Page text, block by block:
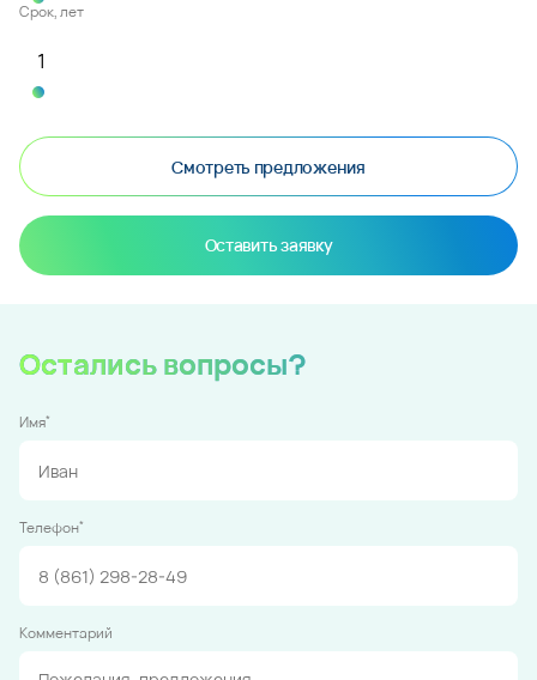
Срок, лет
Смотреть предложения
Оставить заявку
Остались вопросы?
Имя*
Телефон*
Комментарий